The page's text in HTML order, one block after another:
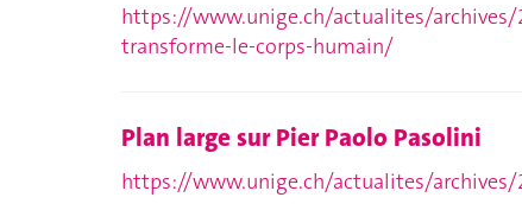
https://www.unige.ch/actualites/
transforme-le-corps-humain/
Plan large sur Pier Paolo Pasolini
https://www.unige.ch/actualites/